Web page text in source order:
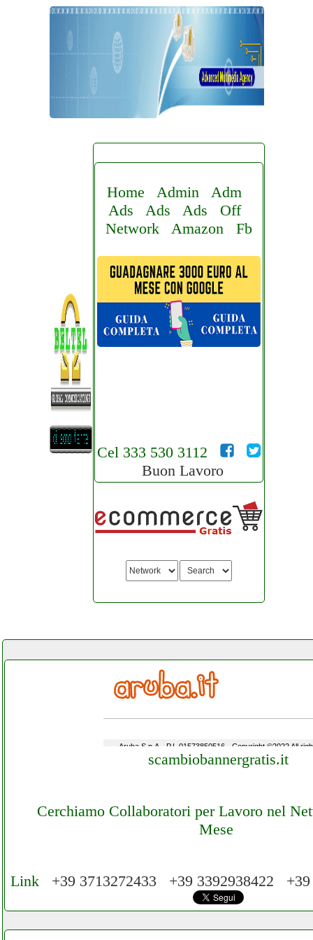
Home Admin
Adm
Ads
Ads Ads
Off
Network
Amazon Fb
Cel 333 530 3112
Buon Lavoro
scambiobannergratis.it
Cerchiamo Collaboratori per Lavoro nel
Mese
Cerchiamo Collaboratori per Lavoro nel
Mese
Link +39 3713272433 +39 3392938422